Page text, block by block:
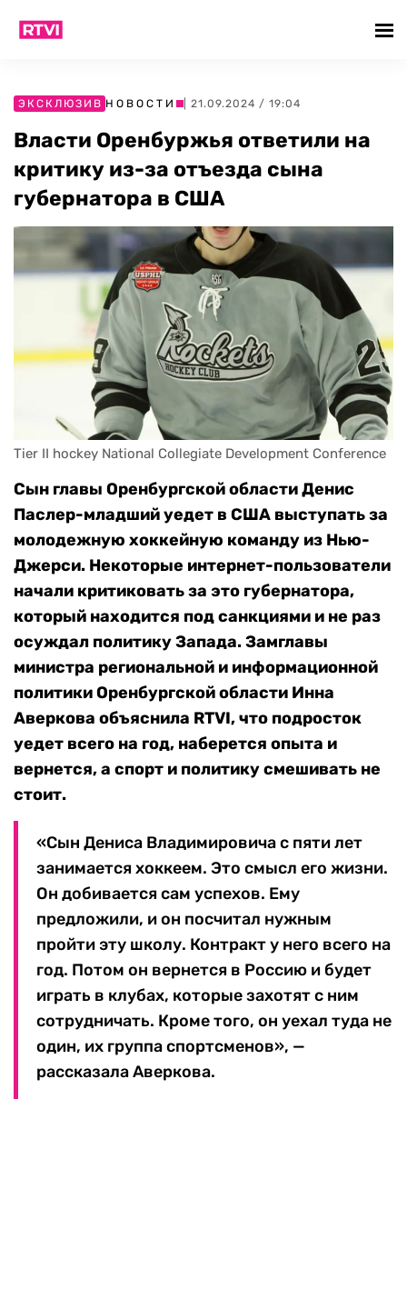
ЭКСКЛЮЗИВ НОВОСТИ | 21.09.2024 / 19:04
Власти Оренбуржья ответили на
критику из-за отъезда сына
губернатора в США
Tier II hockey National Collegiate Development Conference
Сын главы Оренбургской области Денис
Паслер-младший уедет в США выступать за
молодежную хоккейную команду из Нью-
Джерси. Некоторые интернет-пользователи
начали критиковать за это губернатора,
который находится под санкциями и не раз
осуждал политику Запада. Замглавы
министра региональной и информационной
политики Оренбургской области Инна
Аверкова объяснила RTVI, что подросток
уедет всего на год, наберется опыта и
вернется, а спорт и политику смешивать не
стоит.
«Сын Дениса Владимировича с пяти лет
занимается хоккеем. Это смысл его жизни.
Он добивается сам успехов. Ему
предложили, и он посчитал нужным
пройти эту школу. Контракт у него всего на
год. Потом он вернется в Россию и будет
играть в клубах, которые захотят с ним
сотрудничать. Кроме того, он уехал туда не
один, их группа спортсменов», —
рассказала Аверкова.